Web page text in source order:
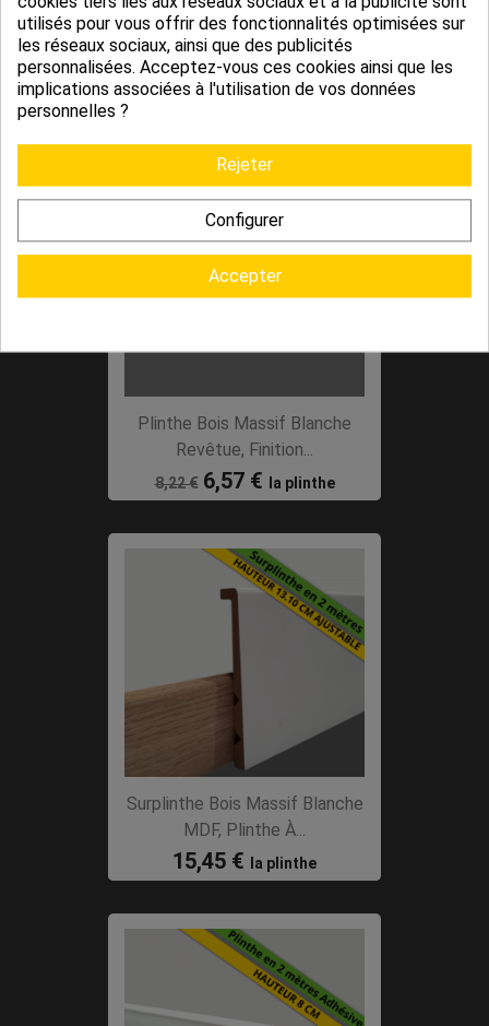
Plinthe Bois Massif Blanche,
Hauteurs 7cm, 10...
4,10 €
Plinthe Bois Massif Blanche
Revêtue, Finition...
8,22 € 6,57 € la plinthe
PROMO !
Surplinthe Bois Massif Blanche
MDF, Plinthe À...
15,45 € la plinthe
utilisés pour vous offrir des fonctionnalités optimisées sur
les réseaux sociaux, ainsi que des publicités
personnalisées. Acceptez-vous ces cookies ainsi que les
implications associées à l'utilisation de vos données
personnelles ?
Rejeter
Configurer
Accepter